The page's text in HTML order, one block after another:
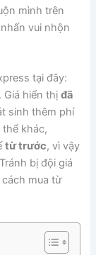
mình trên
vui nhộn
tại đây:
. Giá hiển thịđã
sinh thêm phí
khác,
từ trước, vì vậy
bị đội giá
mua từ